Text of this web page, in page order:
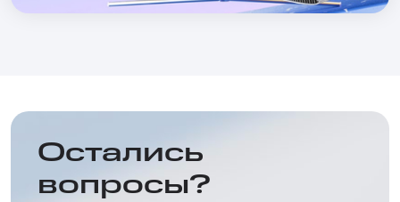
Остались
вопросы?